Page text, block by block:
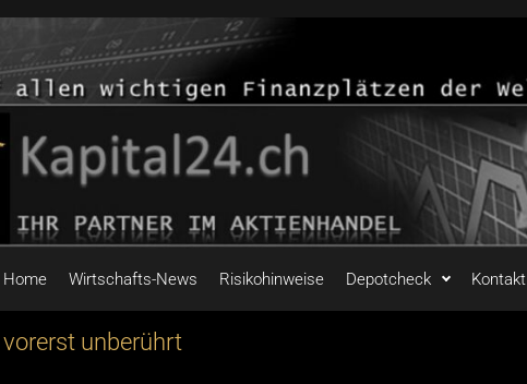
Home Wirtschafts-News Risikohinweise Depotcheck Kontakt
unberührt